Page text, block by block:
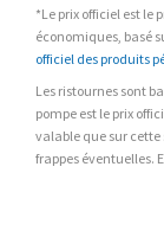
*Le prix officiel est
économiques, basé
officiel des produits
Les ristournes sont
pompe est le prix
valable que sur cette
frappes éventuelles.